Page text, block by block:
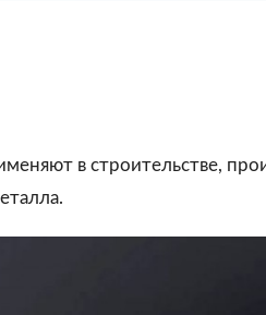
в строительстве,